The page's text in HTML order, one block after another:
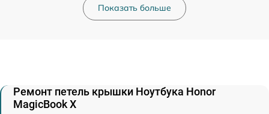
Показать больше
Ремонт петель крышки Ноутбука Honor
MagicBook X